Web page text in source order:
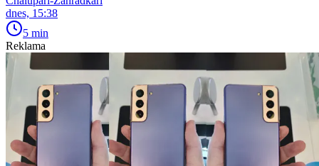
dnes, 15:38
5 min
Reklama